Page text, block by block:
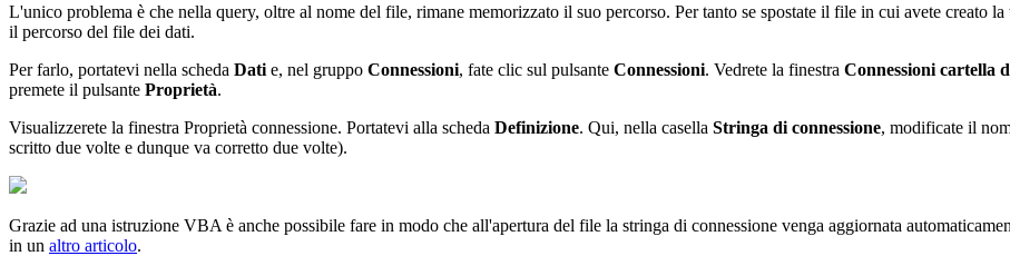
L'unico problema è che nella query, oltre al nome del file, rimane memorizzato il suo percorso. Per tanto se spostate il file in cui avete creato
il percorso del file dei dati.
Per farlo, portatevi nella scheda Dati e, nel gruppo Connessioni, fate clic sul pulsante Connessioni. Vedrete la finestra Connessioni cartella
premete il pulsante Proprietà.
Visualizzerete la finestra Proprietà connessione. Portatevi alla scheda Definizione. Qui, nella casella Stringa di connessione, modificate il
scritto due volte e dunque va corretto due volte).
Grazie ad una istruzione VBA è anche possibile fare in modo che all'apertura del file la stringa di connessione venga aggiornata
in un altro articolo.